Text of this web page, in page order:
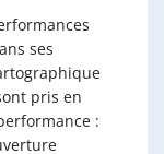
ses
pris en
: